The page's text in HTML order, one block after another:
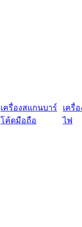
เครื่องสแกนบาร์
โค้ดมือถือ
เครื่
ไฟ